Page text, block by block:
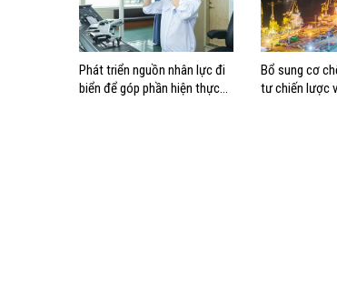
Phát triển nguồn nhân lực đi
biển để góp phần hiện thực
Bổ sung cơ
tư chiến lược